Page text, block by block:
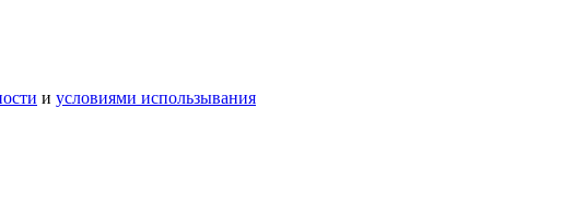
и условиями использывания